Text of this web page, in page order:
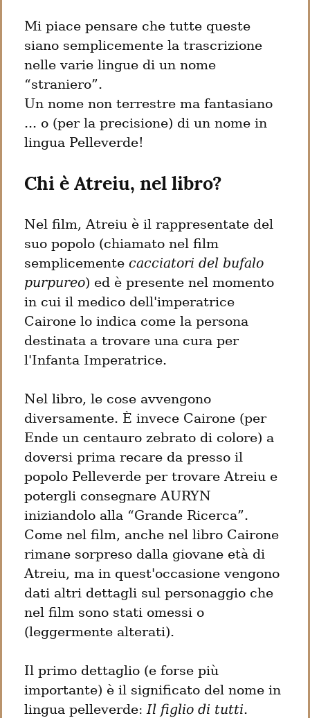
Mi piace pensare che tutte queste
siano semplicemente la trascrizione
nelle varie lingue di un nome
“straniero”.
Un nome non terrestre ma fantasiano
... o (per la precisione) di un nome in
lingua Pelleverde!
Chi è Atreiu, nel libro?
Nel film, Atreiu è il rappresentate del
suo popolo (chiamato nel film
semplicemente cacciatori del bufalo
purpureo) ed è presente nel momento
in cui il medico dell'imperatrice
Cairone lo indica come la persona
destinata a trovare una cura per
l'Infanta Imperatrice.
Nel libro, le cose avvengono
diversamente. È invece Cairone (per
Ende un centauro zebrato di colore) a
doversi prima recare da presso il
popolo Pelleverde per trovare Atreiu e
potergli consegnare AURYN
iniziandolo alla “Grande Ricerca”.
Come nel film, anche nel libro Cairone
rimane sorpreso dalla giovane età di
Atreiu, ma in quest'occasione vengono
dati altri dettagli sul personaggio che
nel film sono stati omessi o
(leggermente alterati).
Il primo dettaglio (e forse più
importante) è il significato del nome in
lingua pelleverde: Il figlio di tutti.